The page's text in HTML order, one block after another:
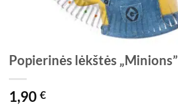
Popierinės lėkštės „Minions”
1,90 €